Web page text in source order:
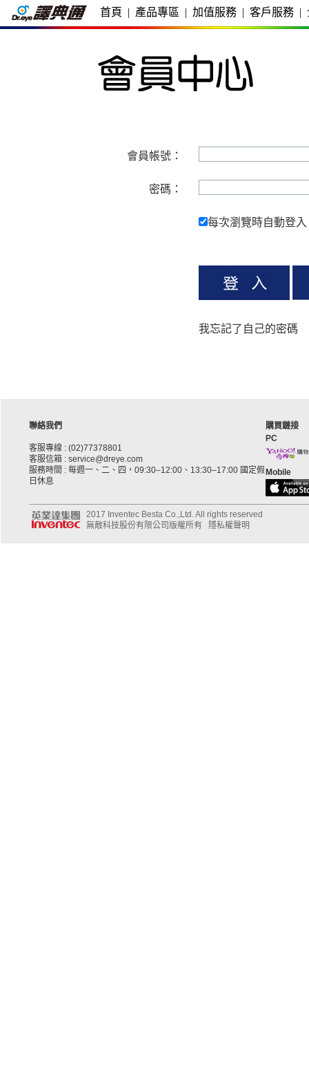
首頁 | 產品專區 | 加值服務 | 客戶服務 |
會員帳號：
密碼：
每次瀏覽時自動登入
我忘記了自己的密碼
聯絡我們
客服專線 : (02)77378801
客服信箱 : service@dreye.com
服務時間 : 每週一、二、四，09:30–12:00、13:30–17:00 國定假
日休息
購買鏈接
PC
Mobile
2017 Inventec Besta Co.,Ltd. All rights reserved
無敵科技股份有限公司版權所有
隱私權聲明